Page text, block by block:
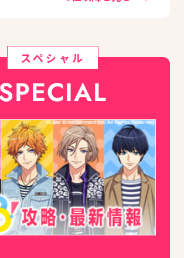
スペシャル